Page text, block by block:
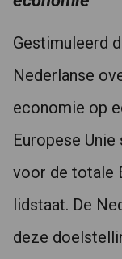
Gestimuleerd
Nederlanse
economie op
Europese
voor de totale
lidstaat. De
deze